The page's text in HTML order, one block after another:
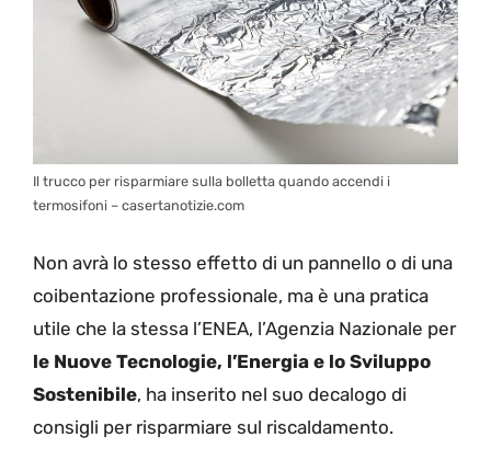
Il trucco per risparmiare sulla bolletta quando accendi i
termosifoni – casertanotizie.com
Non avrà lo stesso effetto di un pannello o di una
coibentazione professionale, ma è una pratica
utile che la stessa l’ENEA, l’Agenzia Nazionale per
le Nuove Tecnologie, l’Energia e lo Sviluppo
Sostenibile, ha inserito nel suo decalogo di
consigli per risparmiare sul riscaldamento.